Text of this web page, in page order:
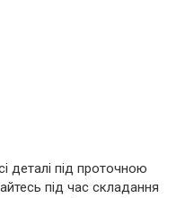
деталі під проточною
під час складання